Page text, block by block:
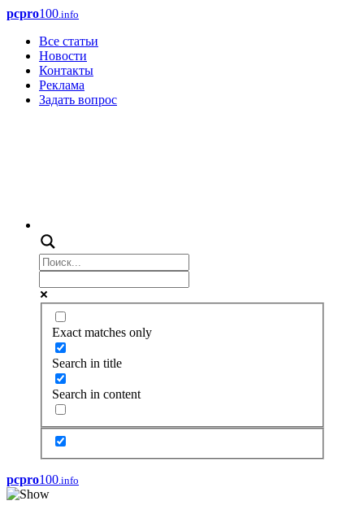
pcpro100.info
Все статьи
Новости
Контакты
Реклама
Задать вопрос
Exact matches only
Search in title
Search in content
pcpro100.info